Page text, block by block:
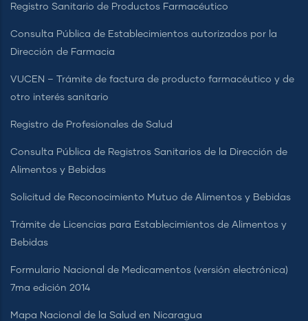
Registro Sanitario de Productos Farmacéutico
Consulta Pública de Establecimientos autorizados por la
Dirección de Farmacia
VUCEN – Trámite de factura de producto farmacéutico y de
otro interés sanitario
Registro de Profesionales de Salud
Consulta Pública de Registros Sanitarios de la Dirección de
Alimentos y Bebidas
Solicitud de Reconocimiento Mutuo de Alimentos y Bebidas
Trámite de Licencias para Establecimientos de Alimentos y
Bebidas
Formulario Nacional de Medicamentos (versión electrónica)
7ma edición 2014
Mapa Nacional de la Salud en Nicaragua